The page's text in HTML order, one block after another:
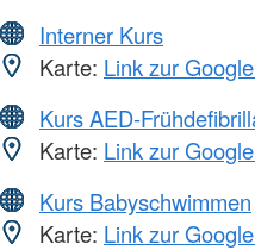
Interner Kurs
Karte: Link zur
Kurs AED-
Karte: Link zur
Kurs Babyschwimmen
Karte: Link zur